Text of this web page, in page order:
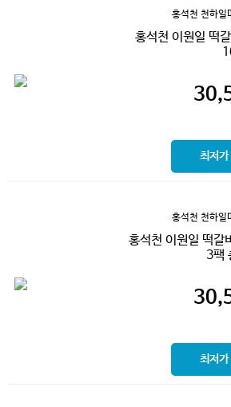
홍석천 천하일
홍석천 이원일 떡
최저가
홍석천 천하일
홍석천 이원일 떡
3팩
최저가